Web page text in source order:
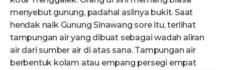
menyebut gunung, padahal aslinya bukit. Saat
hendak naik Gunung Sinawang sore itu, terlihat
tampungan air yang dibuat sebagai wadah aliran
air dari sumber air di atas sana. Tampungan air
berbentuk kolam atau empang persegi empat